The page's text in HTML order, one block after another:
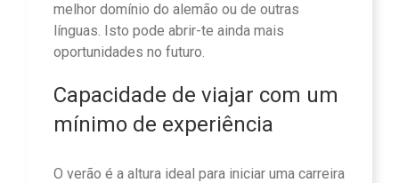
melhor domínio do alemão ou de outras
línguas. Isto pode abrir-te ainda mais
oportunidades no futuro.
Capacidade de viajar com um
mínimo de experiência
O verão é a altura ideal para iniciar uma carreira